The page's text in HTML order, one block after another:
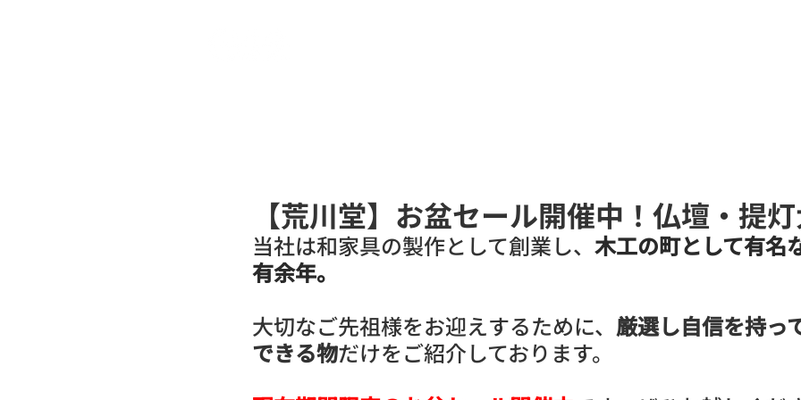
【荒川堂】お盆セール開催中！仏壇・提
当社は和家具の製作として創業し、 木工の町として有名
有余年。
大切なご先祖様をお迎えするために、 厳選し自信を持っ
できる物だけをご紹介しております。